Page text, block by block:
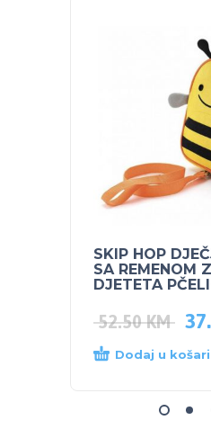
SKIP HOP
SA REMENOM
DJETETA
52.50KM
Dodaj u